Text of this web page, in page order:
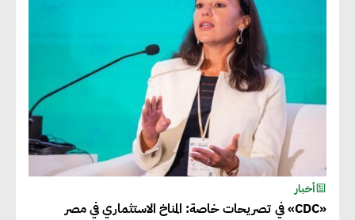
أخبار
«CDC» في تصريحات خاصة: المناخ الاستثماري في مصر